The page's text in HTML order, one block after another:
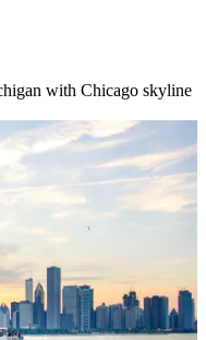
with Chicago skyline